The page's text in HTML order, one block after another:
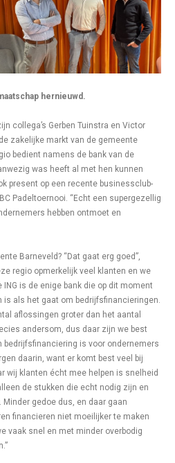
hernieuwd.
collega’s Gerben Tuinstra en Victor
zakelijke markt van de gemeente
bedient namens de bank van de
was heeft al met hen kunnen
present op een recente businessclub-
Padeltoernooi. “Echt een supergezellig
hebben ontmoet en
Barneveld? “Dat gaat erg goed”,
regio opmerkelijk veel klanten en we
is de enige bank die op dit moment
is als het gaat om bedrijfsfinancieringen.
aflossingen groter dan het aantal
andersom, dus daar zijn we best
bedrijfsfinanciering is voor ondernemers
daarin, want er komt best veel bij
wij klanten écht mee helpen is snelheid
de stukken die echt nodig zijn en
gedoe dus, en daar gaan
financieren niet moeilijker te maken
vaak snel en met minder overbodig